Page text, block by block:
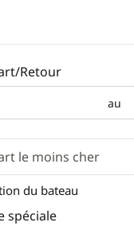
Retour
au
Retour
le moins cher
du bateau
spéciale